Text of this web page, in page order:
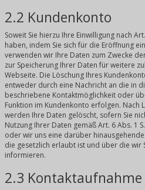
2.2 Kundenkonto
Soweit Sie hierzu Ihre Einwilligung nach
haben, indem Sie sich für die Eröffnung
verwenden wir Ihre Daten zum Zwecke
zur Speicherung Ihrer Daten für weitere
Webseite. Die Löschung Ihres
entweder durch eine Nachricht an die in
beschriebene Kontaktmöglichkeit oder
Funktion im Kundenkonto erfolgen. Nach
werden Ihre Daten gelöscht, sofern Sie
Nutzung Ihrer Daten gemäß Art. 6 Abs. 1
oder wir uns eine darüber
die gesetzlich erlaubt ist und über die wir
informieren.
2.3 Kontaktaufnahme